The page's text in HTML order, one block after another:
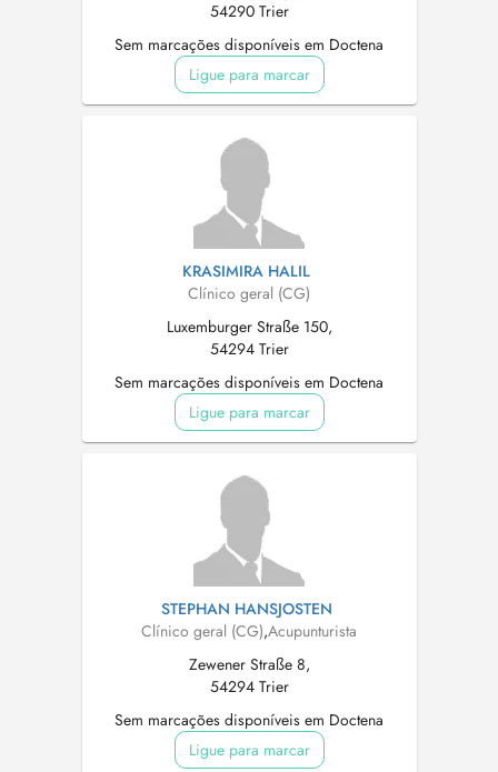
54290 Trier
Sem marcações disponíveis em Doctena
Ligue para marcar
KRASIMIRA HALIL
Clínico geral (CG)
Luxemburger Straße 150,
54294 Trier
Sem marcações disponíveis em Doctena
Ligue para marcar
STEPHAN HANSJOSTEN
Clínico geral (CG),Acupunturista
Zewener Straße 8,
54294 Trier
Sem marcações disponíveis em Doctena
Ligue para marcar